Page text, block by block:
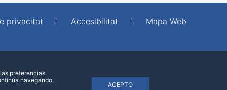
privacitat Accesibilitat
Mapa Web
preferencias
navegando,
ACEPTO